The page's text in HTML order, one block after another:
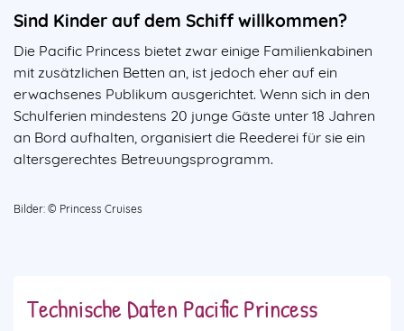
Sind Kinder auf dem Schiff willkommen?
Die Pacific Princess bietet zwar einige Familienkabinen
mit zusätzlichen Betten an, ist jedoch eher auf ein
erwachsenes Publikum ausgerichtet. Wenn sich in den
Schulferien mindestens 20 junge Gäste unter 18 Jahren
an Bord aufhalten, organisiert die Reederei für sie ein
altersgerechtes Betreuungsprogramm.
Bilder: © Princess Cruises
Technische Daten Pacific Princess